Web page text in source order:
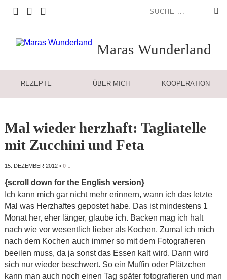
Maras Wunderland
REZEPTE ÜBER MICH KOOPERATION
Mal wieder herzhaft: Tagliatelle
mit Zucchini und Feta
15. DEZEMBER 2012• 0
{scroll down for the English version}
Ich kann mich gar nicht mehr erinnern, wann ich das letzte
Mal was Herzhaftes gepostet habe. Das ist mindestens 1
Monat her, eher länger, glaube ich. Backen mag ich halt
nach wie vor wesentlich lieber als Kochen. Zumal ich mich
nach dem Kochen auch immer so mit dem Fotografieren
beeilen muss, da ja sonst das Essen kalt wird. Dann wird
sich nur wieder beschwert. So ein Muffin oder Plätzchen
kann man auch noch einen Tag später fotografieren und man